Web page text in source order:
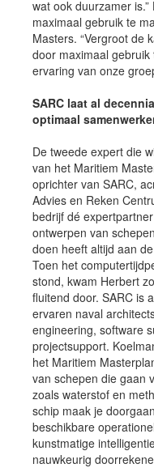
wat ook duurzamer
maximaal gebruik te
Masters. “Vergroot de
door maximaal
ervaring van onze
SARC laat al
optimaal
De tweede expert die
van het Maritiem
oprichter van SARC,
Advies en Reken
bedrijf dé
ontwerpen van
doen heeft altijd aan
Toen het
stond, kwam Herbert
fluitend door. SARC is
ervaren naval
engineering, software
projectsupport.
het Maritiem
van schepen die gaan
zoals waterstof en
schip maak je
beschikbare
kunstmatige
nauwkeurig